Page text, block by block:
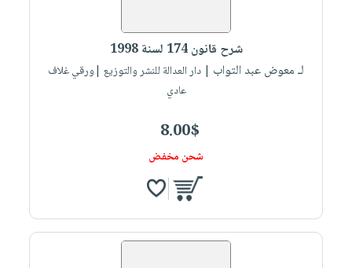
شرح قانون 174 لسنة 1998
لـ معوض عبد التواب | دار العدالة للنشر والتوزيع |ورقي غلاف
عادي
8.00$
شحن مخفض